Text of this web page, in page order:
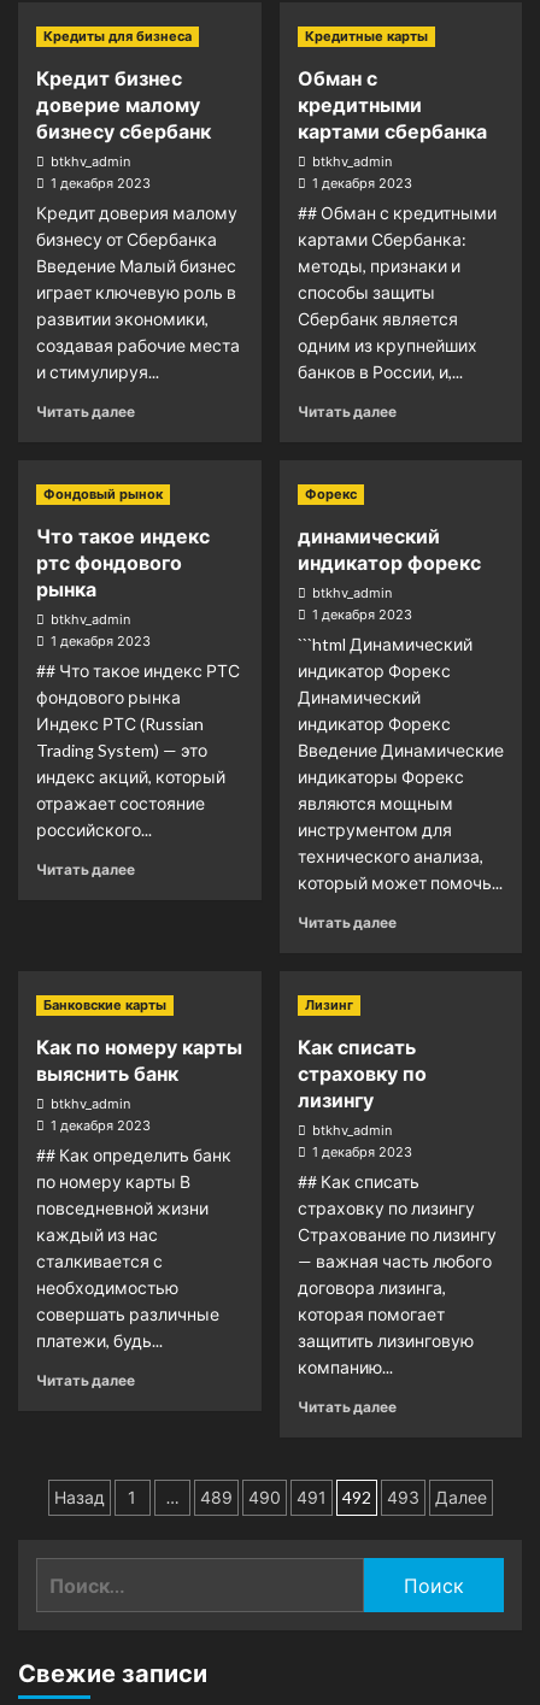
Кредиты для бизнеса
Кредит бизнес
доверие малому
бизнесу сбербанк
btkhv_admin
1 декабря 2023
Кредит доверия малому
бизнесу от Сбербанка
Введение Малый бизнес
играет ключевую роль в
развитии экономики,
создавая рабочие места
и стимулируя...
Читать далее
Кредитные карты
Обман с
кредитными
картами сбербанка
btkhv_admin
1 декабря 2023
## Обман с кредитными
картами Сбербанка:
методы, признаки и
способы защиты
Сбербанк является
одним из крупнейших
банков в России, и,...
Читать далее
Фондовый рынок
Что такое индекс
ртс фондового
рынка
btkhv_admin
1 декабря 2023
## Что такое индекс РТС
фондового рынка
Индекс РТС (Russian
Trading System) — это
индекс акций, который
отражает состояние
российского...
Читать далее
Форекс
динамический
индикатор форекс
btkhv_admin
1 декабря 2023
```html Динамический
индикатор Форекс
Динамический
индикатор Форекс
Введение Динамические
индикаторы Форекс
являются мощным
инструментом для
технического анализа,
который может помочь...
Читать далее
Банковские карты
Как по номеру карты
выяснить банк
btkhv_admin
1 декабря 2023
## Как определить банк
по номеру карты В
повседневной жизни
каждый из нас
сталкивается с
необходимостью
совершать различные
платежи, будь...
Читать далее
Лизинг
Как списать
страховку по
лизингу
btkhv_admin
1 декабря 2023
## Как списать
страховку по лизингу
Страхование по лизингу
— важная часть любого
договора лизинга,
которая помогает
защитить лизинговую
компанию...
Читать далее
Пагинация
Назад 1 … 489 490 491 492 493 Далее
Свежие записи